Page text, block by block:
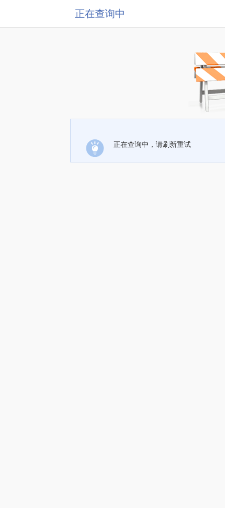
正在查询中
正在查询中，请刷新重试